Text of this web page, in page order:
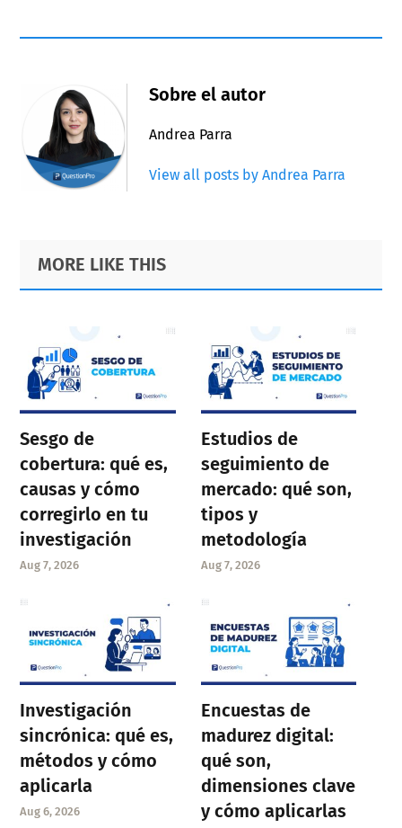
Sobre el autor
Andrea Parra
View all posts by Andrea Parra
Primary
Sidebar
Footer
MORE LIKE THIS
Sesgo de
cobertura: qué es,
causas y cómo
corregirlo en tu
investigación
Aug 7, 2026
Estudios de
seguimiento de
mercado: qué son,
tipos y
metodología
Aug 7, 2026
Investigación
sincrónica: qué es,
métodos y cómo
aplicarla
Aug 6, 2026
Encuestas de
madurez digital:
qué son,
dimensiones clave
y cómo aplicarlas